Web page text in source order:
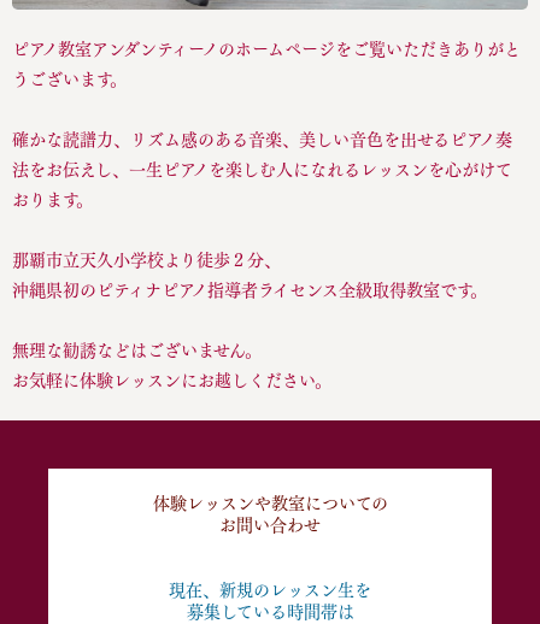
ピアノ教室アンダンティーノのホームページをご覧いただきありがと
うございます。
確かな読譜力、リズム感のある音楽、美しい音色を出せるピアノ奏
法をお伝えし、一生ピアノを楽しむ人になれるレッスンを心がけて
おります。
那覇市立天久小学校より徒歩２分、
沖縄県初のピティナピアノ指導者ライセンス全級取得教室です。
無理な勧誘などはございません。
お気軽に体験レッスンにお越しください。
体験レッスンや教室についての
お問い合わせ
現在、新規のレッスン生を
募集している時間帯は